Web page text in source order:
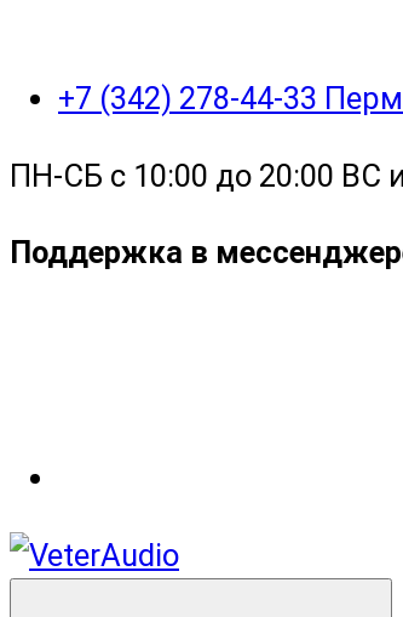
+7 (342) 278-44-33
ПН-СБ с 10:00 до 20:00 ВС
Поддержка в